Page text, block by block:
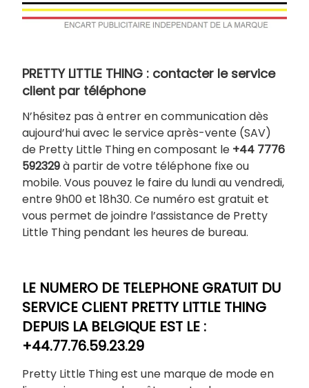
PRETTY LITTLE THING : contacter le service
client par téléphone
N’hésitez pas à entrer en communication dès
aujourd’hui avec le service après-vente (SAV)
de Pretty Little Thing en composant le +44 7776
592329à partir de votre téléphone fixe ou
mobile. Vous pouvez le faire du lundi au vendredi,
entre 9h00 et 18h30. Ce numéro est gratuit et
vous permet de joindre l’assistance de Pretty
Little Thing pendant les heures de bureau.
LE NUMERO DE TELEPHONE GRATUIT DU
SERVICE CLIENT PRETTY LITTLE THING
DEPUIS LA BELGIQUE EST LE :
+44.77.76.59.23.29
Pretty Little Thing est une marque de mode en